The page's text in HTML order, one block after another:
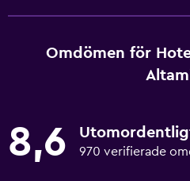
Omdömen för
8,6 970 verifierade